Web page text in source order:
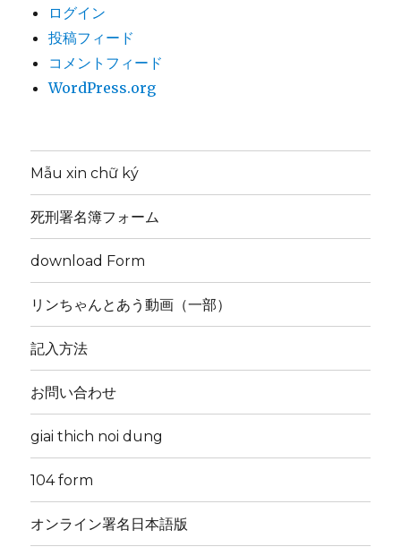
ログイン
投稿フィード
コメントフィード
WordPress.org
Mẫu xin chữ ký
死刑署名簿フォーム
download Form
リンちゃんとあう動画（一部）
記入方法
お問い合わせ
giai thich noi dung
104 form
オンライン署名日本語版